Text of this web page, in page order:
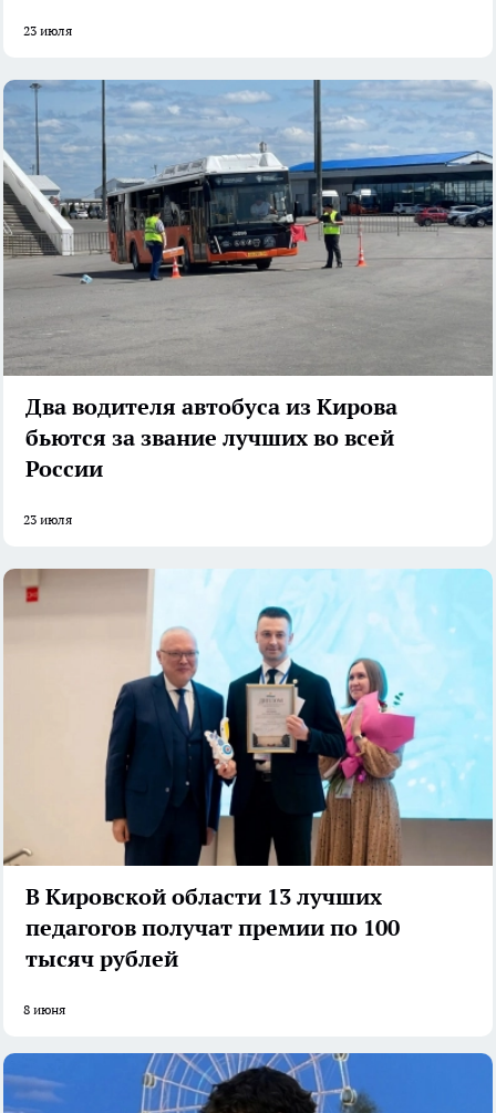
23 июля
Два водителя автобуса из Кирова
бьются за звание лучших во всей
России
23 июля
В Кировской области 13 лучших
педагогов получат премии по 100
тысяч рублей
8 июня